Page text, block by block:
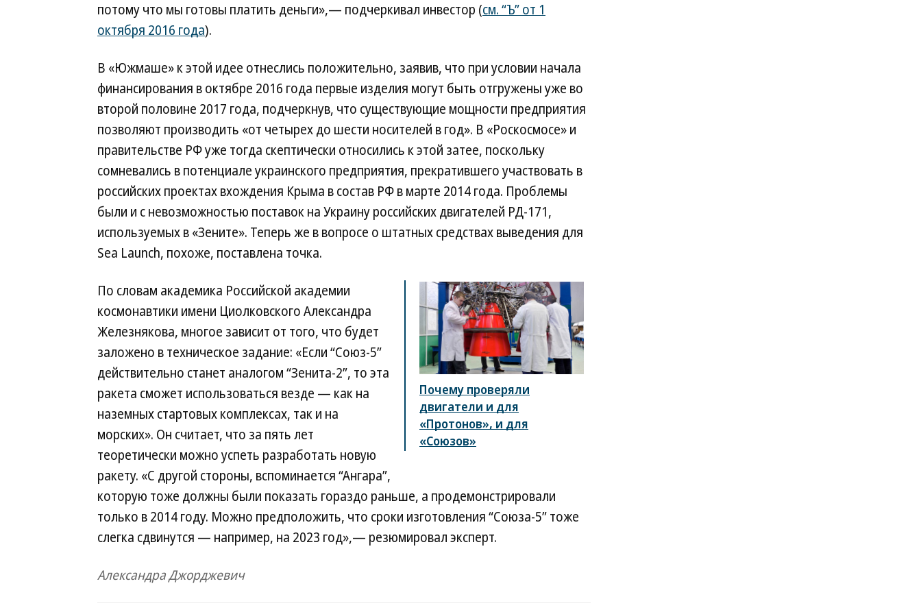
потому что мы готовы платить деньги»,— подчеркивал инвестор (см. “Ъ” от 1
октября 2016 года).
В «Южмаше» к этой идее отнеслись положительно, заявив, что при условии начала
финансирования в октябре 2016 года первые изделия могут быть отгружены уже во
второй половине 2017 года, подчеркнув, что существующие мощности предприятия
позволяют производить «от четырех до шести носителей в год». В «Роскосмосе» и
правительстве РФ уже тогда скептически относились к этой затее, поскольку
сомневались в потенциале украинского предприятия, прекратившего участвовать в
российских проектах вхождения Крыма в состав РФ в марте 2014 года. Проблемы
были и с невозможностью поставок на Украину российских двигателей РД-171,
используемых в «Зените». Теперь же в вопросе о штатных средствах выведения для
Sea Launch, похоже, поставлена точка.
Почему проверяли
двигатели и для
«Протонов», и для
«Союзов»
По словам академика Российской академии
космонавтики имени Циолковского Александра
Железнякова, многое зависит от того, что будет
заложено в техническое задание: «Если “Союз-5”
действительно станет аналогом “Зенита-2”, то эта
ракета сможет использоваться везде — как на
наземных стартовых комплексах, так и на
морских». Он считает, что за пять лет
теоретически можно успеть разработать новую
ракету. «С другой стороны, вспоминается “Ангара”,
которую тоже должны были показать гораздо раньше, а продемонстрировали
только в 2014 году. Можно предположить, что сроки изготовления “Союза-5” тоже
слегка сдвинутся — например, на 2023 год»,— резюмировал эксперт.
Александра Джорджевич